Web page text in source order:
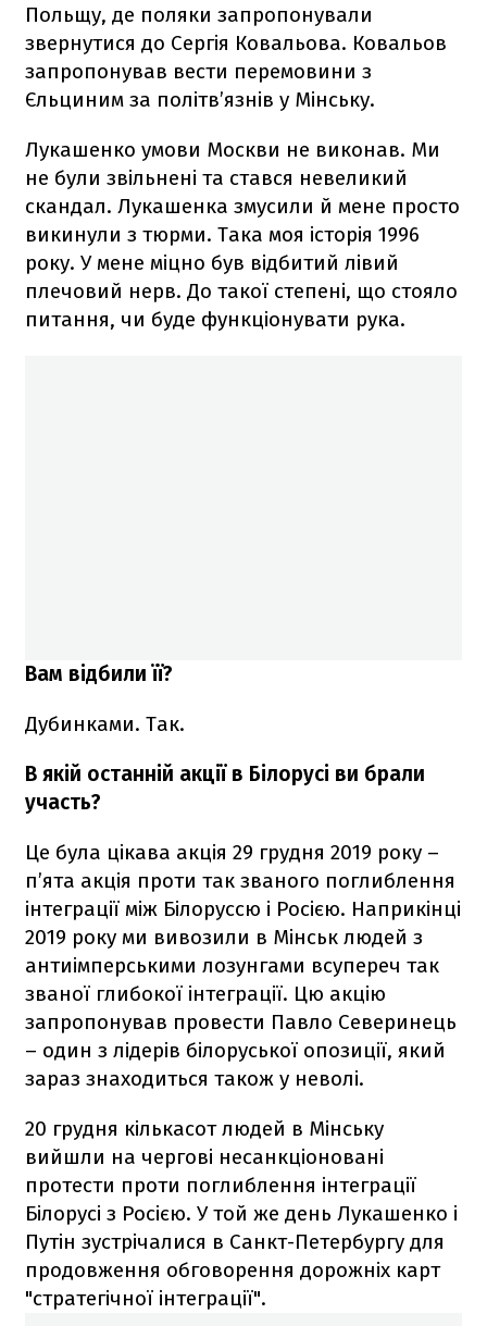
Польщу, де поляки запропонували
звернутися до Сергія Ковальова. Ковальов
запропонував вести перемовини з
Єльциним за політв’язнів у Мінську.
Лукашенко умови Москви не виконав. Ми
не були звільнені та стався невеликий
скандал. Лукашенка змусили й мене просто
викинули з тюрми. Така моя історія 1996
року. У мене міцно був відбитий лівий
плечовий нерв. До такої степені, що стояло
питання, чи буде функціонувати рука.
Вам відбили її?
Дубинками. Так.
В якій останній акції в Білорусі ви брали
участь?
Це була цікава акція 29 грудня 2019 року –
п’ята акція проти так званого поглиблення
інтеграції між Білоруссю і Росією. Наприкінці
2019 року ми вивозили в Мінськ людей з
антиімперськими лозунгами всупереч так
званої глибокої інтеграції. Цю акцію
запропонував провести Павло Северинець
– один з лідерів білоруської опозиції, який
зараз знаходиться також у неволі.
20 грудня кількасот людей в Мінську
вийшли на чергові несанкціоновані
протести проти поглиблення інтеграції
Білорусі з Росією. У той же день Лукашенко і
Путін зустрічалися в Санкт-Петербургу для
продовження обговорення дорожніх карт
"стратегічної інтеграції".